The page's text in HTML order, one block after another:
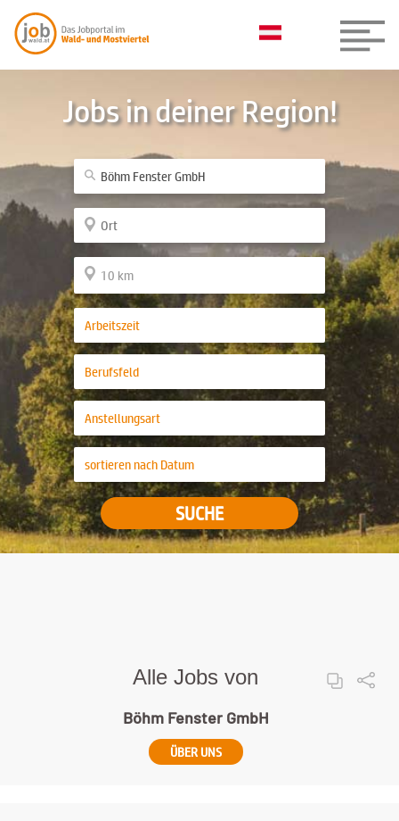
Jobs in deiner Region!
SUCHE
Alle Jobs von
Böhm Fenster GmbH
ÜBER UNS